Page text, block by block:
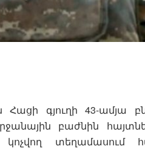
Հացի գյուղի 43-ամյա
բաժնին
տեղամասում